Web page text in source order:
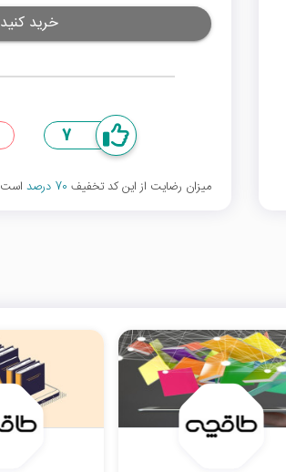
خرید کنید
7
میزان رضایت از این کد تخفیف 70 درصد است